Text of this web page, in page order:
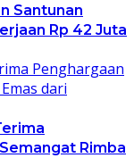
Santunan
Rp 42 Juta
Rimba